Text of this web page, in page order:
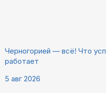
Черногорией — всё! Что
работает
5 авг 2026